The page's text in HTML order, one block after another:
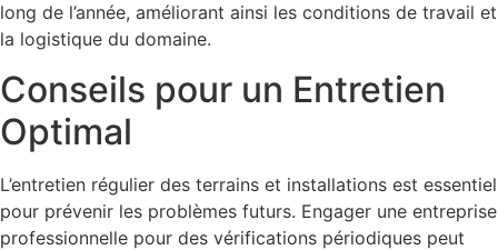
long de l’année, améliorant ainsi les conditions de travail et
la logistique du domaine.
Conseils pour un Entretien
Optimal
L’entretien régulier des terrains et installations est essentiel
pour prévenir les problèmes futurs. Engager une entreprise
professionnelle pour des vérifications périodiques peut